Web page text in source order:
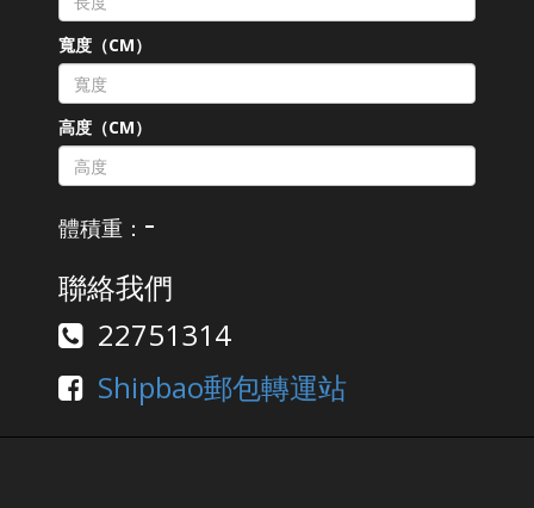
寬度（CM）
高度（CM）
體積重： -
聯絡我們
22751314
Shipbao郵包轉運站